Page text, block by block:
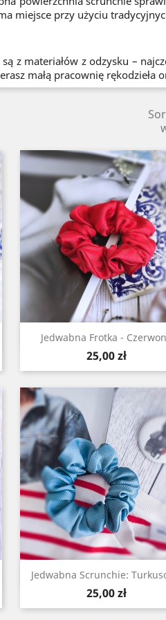
miejsce przy użyciu
z materiałów z odzysku –
małą pracownię rękodzieła
Jedwabna Frotka -
Cena
25,00 zł
Szybki podgląd
Jedwabna Scrunchie:
Cena
25,00 zł
Szybki podgląd